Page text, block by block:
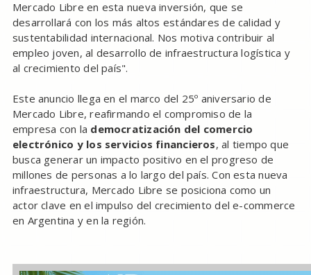
Mercado Libre en esta nueva inversión, que se
desarrollará con los más altos estándares de calidad y
sustentabilidad internacional. Nos motiva contribuir al
empleo joven, al desarrollo de infraestructura logística y
al crecimiento del país".
Este anuncio llega en el marco del 25º aniversario de
Mercado Libre, reafirmando el compromiso de la
empresa con la democratización del comercio
electrónico y los servicios financieros, al tiempo que
busca generar un impacto positivo en el progreso de
millones de personas a lo largo del país. Con esta nueva
infraestructura, Mercado Libre se posiciona como un
actor clave en el impulso del crecimiento del e-commerce
en Argentina y en la región.